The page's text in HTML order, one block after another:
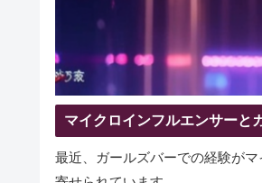
マイクロインフルエンサーと
最近、ガールズバーでの経験が